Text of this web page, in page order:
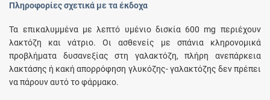
Πληροφορίες σχετικά με τα έκδοχα
Τα επικαλυμμένα με λεπτό υμένιο δισκία 600 mg περιέχουν
λακτόζη και νάτριο. Οι ασθενείς με σπάνια κληρονομικά
προβλήματα δυσανεξίας στη γαλακτόζη, πλήρη ανεπάρκεια
λακτάσης ή κακή απορρόφηση γλυκόζης- γαλακτόζης δεν πρέπει
να πάρουν αυτό το φάρμακο.